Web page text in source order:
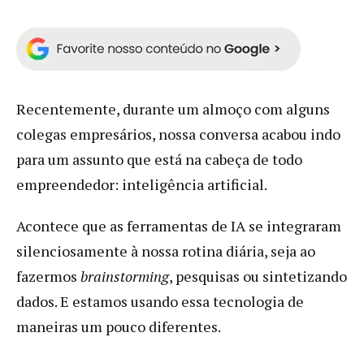
Recentemente, durante um almoço com alguns
colegas empresários, nossa conversa acabou indo
para um assunto que está na cabeça de todo
empreendedor: inteligência artificial.
Acontece que as ferramentas de IA se integraram
silenciosamente à nossa rotina diária, seja ao
fazermos brainstorming, pesquisas ou sintetizando
dados. E estamos usando essa tecnologia de
maneiras um pouco diferentes.